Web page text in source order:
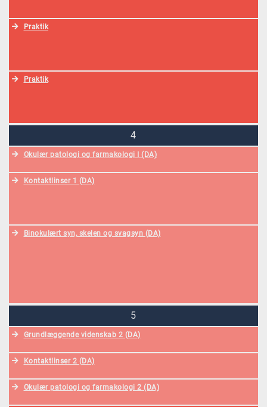
Praktik
Praktik
4
Okulær patologi og farmakologi I (DA)
Kontaktlinser 1 (DA)
Binokulært syn, skelen og svagsyn (DA)
5
Grundlæggende videnskab 2 (DA)
Kontaktlinser 2 (DA)
Okulær patologi og farmakologi 2 (DA)